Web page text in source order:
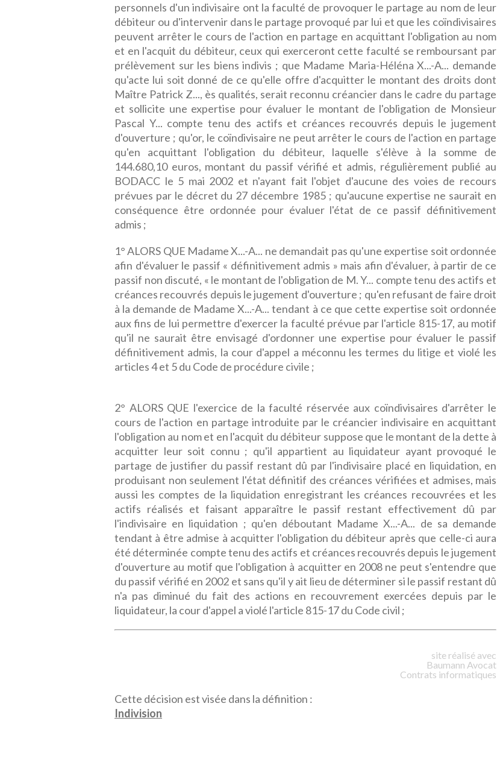
personnels d'un indivisaire ont la faculté de provoquer le partage au nom de leur
débiteur ou d'intervenir dans le partage provoqué par lui et que les coïndivisaires
peuvent arrêter le cours de l'action en partage en acquittant l'obligation au nom
et en l'acquit du débiteur, ceux qui exerceront cette faculté se remboursant par
prélèvement sur les biens indivis ; que Madame Maria-Héléna X...-A... demande
qu'acte lui soit donné de ce qu'elle offre d'acquitter le montant des droits dont
Maître Patrick Z..., ès qualités, serait reconnu créancier dans le cadre du partage
et sollicite une expertise pour évaluer le montant de l'obligation de Monsieur
Pascal Y... compte tenu des actifs et créances recouvrés depuis le jugement
d'ouverture ; qu'or, le coïndivisaire ne peut arrêter le cours de l'action en partage
qu'en acquittant l'obligation du débiteur, laquelle s'élève à la somme de
144.680,10 euros, montant du passif vérifié et admis, régulièrement publié au
BODACC le 5 mai 2002 et n'ayant fait l'objet d'aucune des voies de recours
prévues par le décret du 27 décembre 1985 ; qu'aucune expertise ne saurait en
conséquence être ordonnée pour évaluer l'état de ce passif définitivement
admis ;
1° ALORS QUE Madame X...-A... ne demandait pas qu'une expertise soit ordonnée
afin d'évaluer le passif « définitivement admis » mais afin d'évaluer, à partir de ce
passif non discuté, « le montant de l'obligation de M. Y... compte tenu des actifs et
créances recouvrés depuis le jugement d'ouverture ; qu'en refusant de faire droit
à la demande de Madame X...-A... tendant à ce que cette expertise soit ordonnée
aux fins de lui permettre d'exercer la faculté prévue par l'article 815-17, au motif
qu'il ne saurait être envisagé d'ordonner une expertise pour évaluer le passif
définitivement admis, la cour d'appel a méconnu les termes du litige et violé les
articles 4 et 5 du Code de procédure civile ;
2° ALORS QUE l'exercice de la faculté réservée aux coïndivisaires d'arrêter le
cours de l'action en partage introduite par le créancier indivisaire en acquittant
l'obligation au nom et en l'acquit du débiteur suppose que le montant de la dette à
acquitter leur soit connu ; qu'il appartient au liquidateur ayant provoqué le
partage de justifier du passif restant dû par l'indivisaire placé en liquidation, en
produisant non seulement l'état définitif des créances vérifiées et admises, mais
aussi les comptes de la liquidation enregistrant les créances recouvrées et les
actifs réalisés et faisant apparaître le passif restant effectivement dû par
l'indivisaire en liquidation ; qu'en déboutant Madame X...-A... de sa demande
tendant à être admise à acquitter l'obligation du débiteur après que celle-ci aura
été déterminée compte tenu des actifs et créances recouvrés depuis le jugement
d'ouverture au motif que l'obligation à acquitter en 2008 ne peut s'entendre que
du passif vérifié en 2002 et sans qu'il y ait lieu de déterminer si le passif restant dû
n'a pas diminué du fait des actions en recouvrement exercées depuis par le
liquidateur, la cour d'appel a violé l'article 815-17 du Code civil ;
site réalisé avec
Baumann Avocat
Contrats informatiques
Cette décision est visée dans la définition :
Indivision